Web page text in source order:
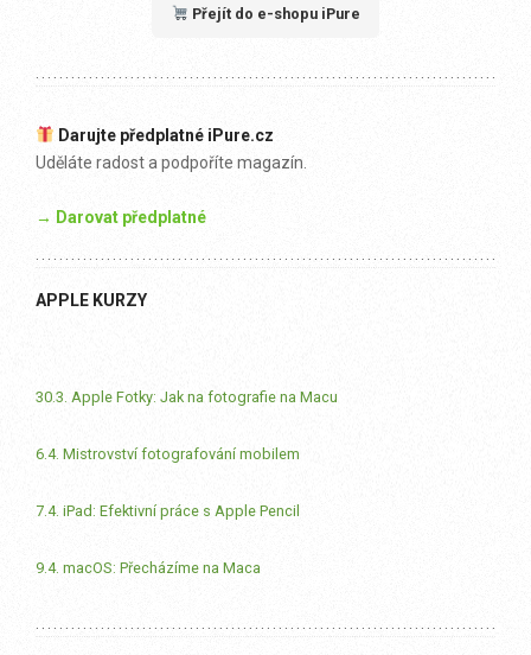
Přejít do e-shopu iPure
Darujte předplatné iPure.cz
Uděláte radost a podpoříte magazín.
→ Darovat předplatné
APPLE KURZY
30.3. Apple Fotky: Jak na fotografie na Macu
6.4. Mistrovství fotografování mobilem
7.4. iPad: Efektivní práce s Apple Pencil
9.4. macOS: Přecházíme na Maca